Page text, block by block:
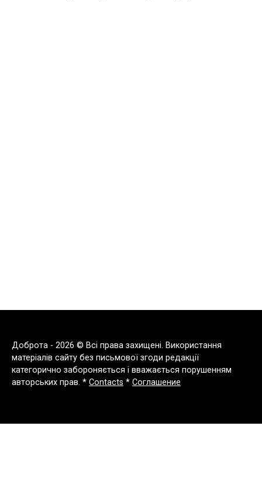
Доброта - 2026 © Всі права захищені. Використання
матеріалів сайту без письмової згоди редакції
категорично забороняється і вважається порушенням
авторських прав. * Contacts * Соглашение